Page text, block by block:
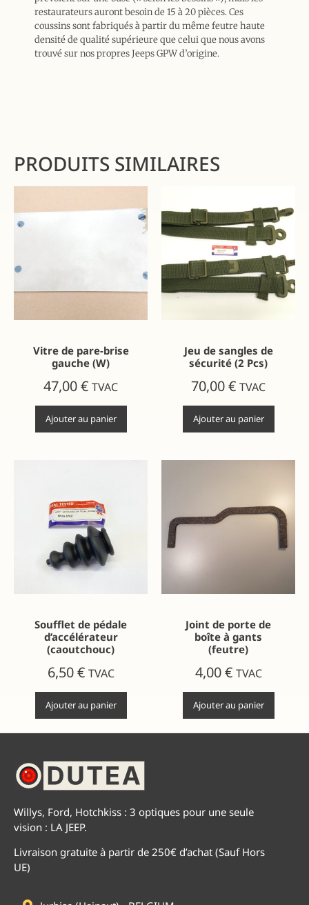
restaurateurs auront besoin de 15 à 20 pièces. Ces
coussins sont fabriqués à partir du même feutre haute
densité de qualité supérieure que celui que nous avons
trouvé sur nos propres Jeeps GPW d’origine.
PRODUITS SIMILAIRES
Vitre de pare-brise
gauche (W)
47,00€ TVAC
Ajouter au panier
Jeu de sangles de
sécurité (2 Pcs)
70,00€ TVAC
Ajouter au panier
Soufflet de pédale
d’accélérateur
(caoutchouc)
6,50€ TVAC
Ajouter au panier
Joint de porte de
boîte à gants
(feutre)
4,00€ TVAC
Ajouter au panier
Willys, Ford, Hotchkiss : 3 optiques pour une seule
vision : LA JEEP.
Livraison gratuite à partir de 250€ d’achat (Sauf Hors
UE)